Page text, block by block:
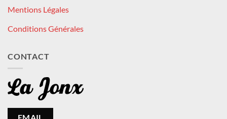
Mentions Légales
Conditions Générales
CONTACT